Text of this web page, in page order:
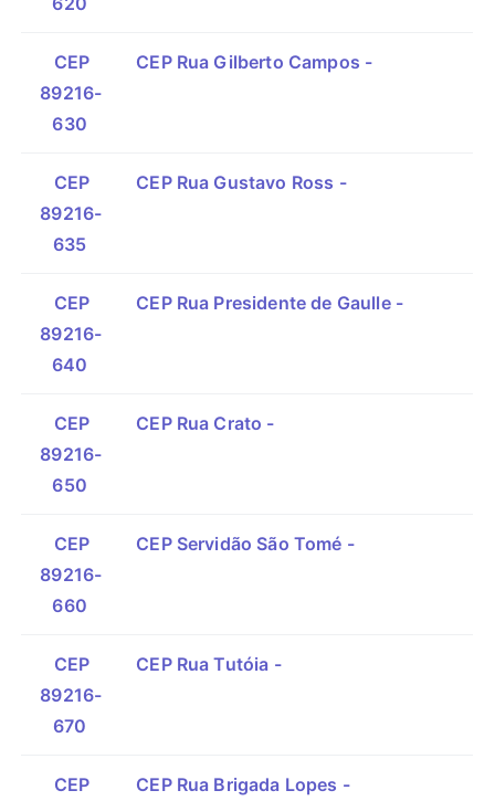
CEP
89216-
630
CEP Rua Gilberto Campos -
CEP
89216-
635
CEP Rua Gustavo Ross -
CEP
89216-
640
CEP Rua Presidente de Gaulle -
CEP
89216-
650
CEP Rua Crato -
CEP
89216-
660
CEP Servidão São Tomé -
CEP
89216-
670
CEP Rua Tutóia -
CEP
CEP Rua Brigada Lopes -